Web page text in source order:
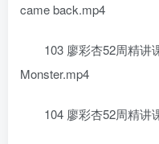
came back.mp4
103 廖彩杏52周精讲
Monster.mp4
104 廖彩杏52周精讲